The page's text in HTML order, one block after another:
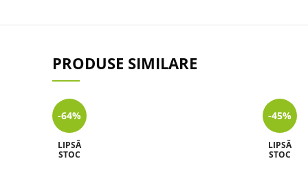
PRODUSE SIMILARE
-64%
LIPSĂ
STOC
-45%
LIPSĂ
STOC